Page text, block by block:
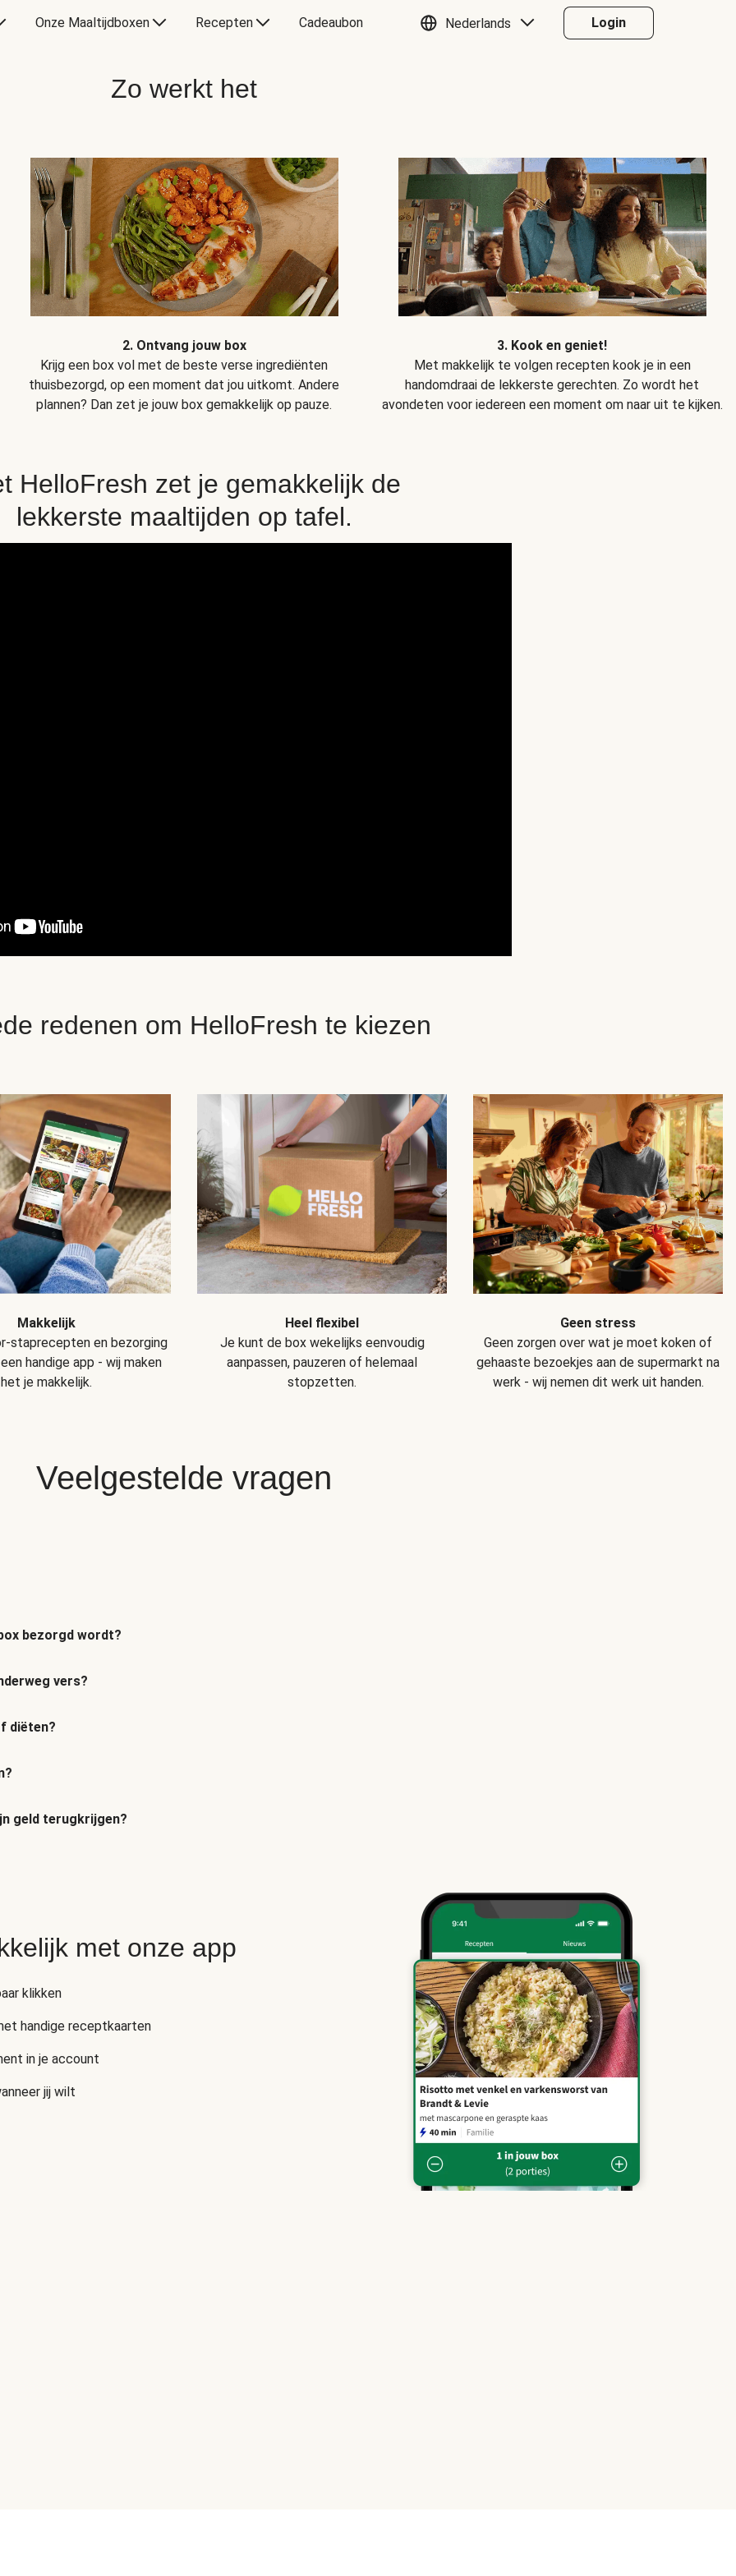
Onze Maaltijdboxen Recepten Cadeaubon Nederlands Login
Zo werkt het
2. Ontvang jouw box
Krijg een box vol met de beste verse ingrediënten
thuisbezorgd, op een moment dat jou uitkomt. Andere
plannen? Dan zet je jouw box gemakkelijk op pauze.
3. Kook en geniet!
Met makkelijk te volgen recepten kook je in een
handomdraai de lekkerste gerechten. Zo wordt het
avondeten voor iedereen een moment om naar uit te kijken.
HelloFresh zet je gemakkelijk de
lekkerste maaltijden op tafel.
redenen om HelloFresh te kiezen
Makkelijk
staprecepten en bezorging
handige app - wij maken
het je makkelijk.
Heel flexibel
Je kunt de box wekelijks eenvoudig
aanpassen, pauzeren of helemaal
stopzetten.
Geen stress
Geen zorgen over wat je moet koken of
gehaaste bezoekjes aan de supermarkt na
werk - wij nemen dit werk uit handen.
Veelgestelde vragen
bezorgd wordt?
vers?
diëten?
geld terugkrijgen?
met onze app
klikken
handige receptkaarten
in je account
jij wilt